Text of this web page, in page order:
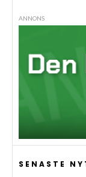
ANNONS
SENASTE